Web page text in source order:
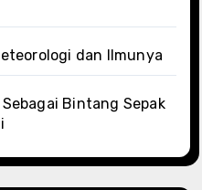
dan Ilmunya
Bintang Sepak